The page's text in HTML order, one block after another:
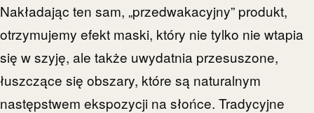
Nakładając ten sam, „przedwakacyjny” produkt,
otrzymujemy efekt maski, który nie tylko nie wtapia
się w szyję, ale także uwydatnia przesuszone,
łuszczące się obszary, które są naturalnym
następstwem ekspozycji na słońce. Tradycyjne